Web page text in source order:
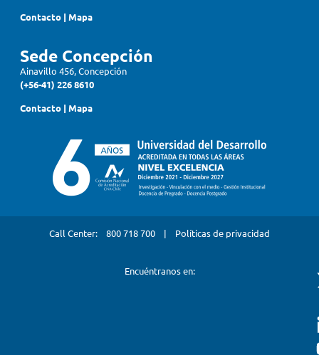
Contacto | Mapa
Sede Concepción
Ainavillo 456, Concepción
(+56-41) 226 8610
Contacto | Mapa
Call Center: 800 718 700 | Políticas de privacidad
Encuéntranos en: